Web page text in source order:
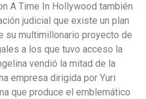
A Time In Hollywood también
judicial que existe un plan
su multimillonario proyecto de
a los que tuvo acceso la
vendió la mitad de la
empresa dirigida por Yuri
que produce el emblemático